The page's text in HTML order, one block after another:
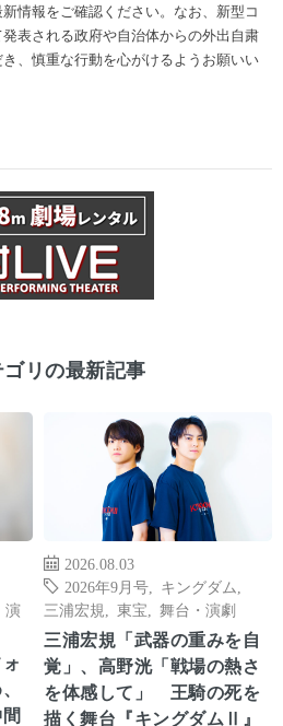
情報をご確認ください。なお、新型コ
表される政府や自治体からの外出自粛
、慎重な行動を心がけるようお願いい
ゴリの最新記事
演
2026.08.03
2026年9月号
キングダム
三浦宏規
東宝 舞台・演劇
三浦宏規「武器の重みを自
覚」、高野洸「戦場の熱さ
を体感して」 王騎の死を
描く舞台『キングダムⅡ』